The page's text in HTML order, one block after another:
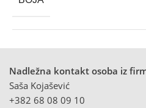
Nadležna kontakt osoba iz
Saša Kojašević
+382 68 08 09 10